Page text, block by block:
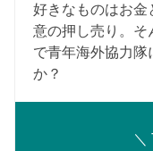
好きなものはお
意の押し売り。
で青年海外協力
か？
＼